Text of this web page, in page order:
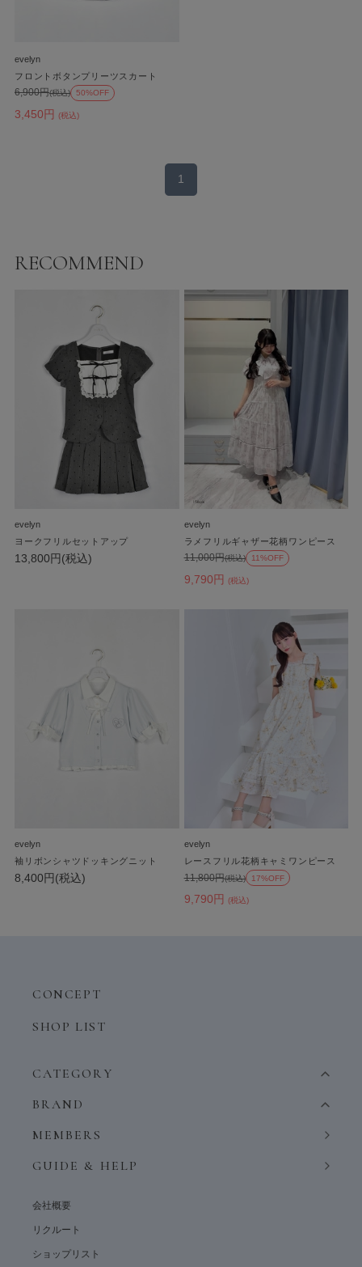
evelyn
フロントボタンプリーツスカート
3,450円 (税込)
6,900円(税込) 50%OFF
1
RECOMMEND
evelyn
ヨークフリルセットアップ
13,800円(税込)
evelyn
ラメフリルギャザー花柄ワンピース
9,790円 (税込)
11,000円(税込) 11%OFF
evelyn
袖リボンシャツドッキングニット
8,400円(税込)
evelyn
レースフリル花柄キャミワンピース
9,790円 (税込)
11,800円(税込) 17%OFF
CONCEPT
SHOP LIST
CATEGORY
BRAND
MEMBERS
GUIDE & HELP
会社概要
リクルート
ショップリスト